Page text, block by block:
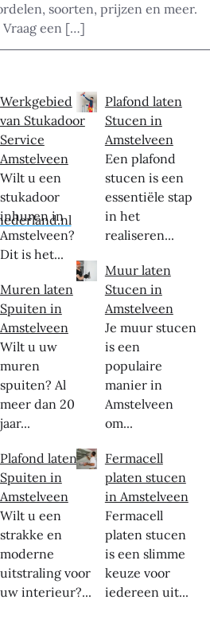
soorten, prijzen en meer.
Vraag een […]
Werkgebied
van Stukadoor
Service
Amstelveen
Wilt u een
stukadoor
inhuren in
Amstelveen?
Dit is het...
Muren laten
Spuiten in
Amstelveen
Wilt u uw
muren
spuiten? Al
meer dan 20
jaar...
Plafond laten
Spuiten in
Amstelveen
Wilt u een
strakke en
moderne
uitstraling voor
uw interieur?...
Plafond laten
Stucen in
Amstelveen
Een plafond
stucen is een
essentiële stap
in het
realiseren...
Muur laten
Stucen in
Amstelveen
Je muur stucen
is een
populaire
manier in
Amstelveen
om...
Fermacell
platen stucen
in Amstelveen
Fermacell
platen stucen
is een slimme
keuze voor
iedereen uit...